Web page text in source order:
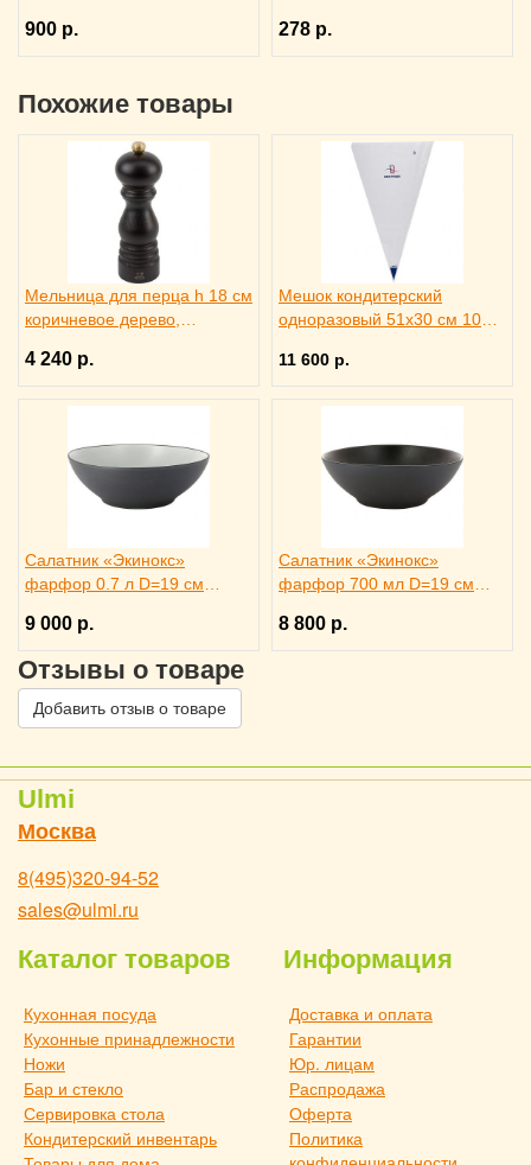
900 р. 278 р.
Похожие товары
Мельница для перца h 18 см
коричневое дерево,
PEUGEOT 3172186
4 240 р.
Мешок кондитерский
одноразовый 51x30 см 100
11 600 р.
Салатник «Экинокс»
фарфор 0.7 л D=19 см
9 000 р.
Салатник «Экинокс»
фарфор 700 мл D=19 см
8 800 р.
Отзывы о товаре
Добавить отзыв о товаре
Ulmi
Москва
8(495)320-94-52
sales@ulmi.ru
Каталог товаров
Кухонная посуда
Кухонные принадлежности
Ножи
Бар и стекло
Сервировка стола
Кондитерский инвентарь
Информация
Доставка и оплата
Гарантии
Юр. лицам
Распродажа
Оферта
Политика